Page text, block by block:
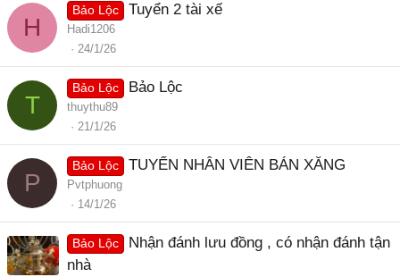
H
Bảo Lộc Tuyển 2 tài xế
Hadi1206
24/1/26
T
Bảo Lộc Bảo Lộc
thuythu89
21/1/26
P
Bảo Lộc TUYỂN NHÂN VIÊN BÁN XĂNG
Pvtphuong
14/1/26
Bảo Lộc
Nhận đánh lưu đồng , có nhận đánh tận
nhà